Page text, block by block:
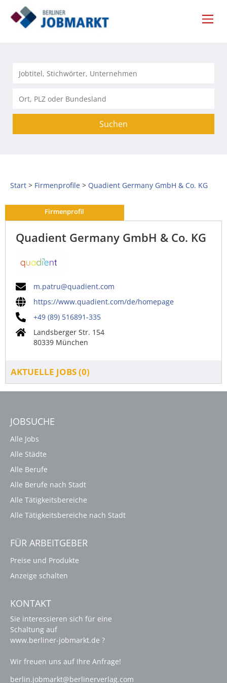
Suchen
Start Firmenprofile Quadient Germany GmbH & Co. KG
Firmenprofil
Quadient Germany GmbH & Co. KG
m.patru@quadient.com
https://www.quadient.com/de/homepage
+49 (89) 516891-335
Landsberger Str. 154
80339 München
AKTUELLE JOBS (0)
JOBSUCHE
Alle Jobs
Alle Städte
Alle Berufe
Alle Berufe nach Stadt
Alle Tätigkeitsbereiche
Alle Tätigkeitsbereiche nach Stadt
FÜR ARBEITGEBER
Preise und Produkte
Anzeige schalten
KONTAKT
Sie interessieren sich für eine
Schaltung auf
www.berliner-jobmarkt.de ?
Wir freuen uns auf Ihre Anfrage!
berlin.jobmarkt@berlinerverlag.com